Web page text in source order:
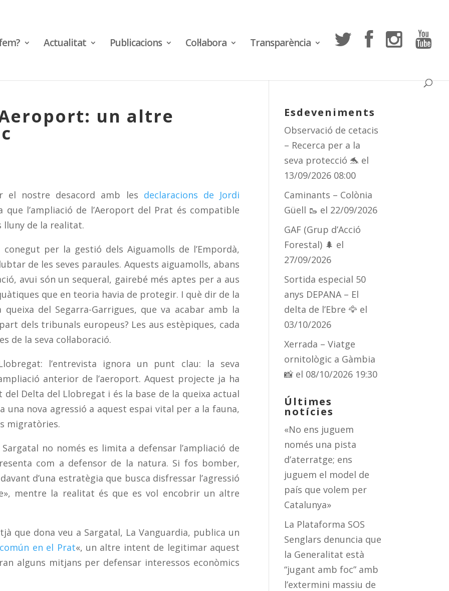
Actualitat Publicacions Col·labora Transparència
un altre
el nostre desacord amb les declaracions de Jordi
que l’ampliació de l’Aeroport del Prat és compatible
lluny de la realitat.
per la gestió dels Aiguamolls de l’Empordà,
de les seves paraules. Aquests aiguamolls, abans
avui són un sequeral, gairebé més aptes per a aus
que en teoria havia de protegir. I què dir de la
del Segarra-Garrigues, que va acabar amb la
dels tribunals europeus? Les aus estèpiques, cada
de la seva col·laboració.
l’entrevista ignora un punt clau: la seva
anterior de l’aeroport. Aquest projecte ja ha
Delta del Llobregat i és la base de la queixa actual
una nova agressió a aquest espai vital per a la fauna,
migratòries.
no només es limita a defensar l’ampliació de
com a defensor de la natura. Si fos bomber,
d’una estratègia que busca disfressar l’agressió
mentre la realitat és que es vol encobrir un altre
que dona veu a Sargatal, La Vanguardia, publica un
en el Prat«, un altre intent de legitimar aquest
alguns mitjans per defensar interessos econòmics
Esdeveniments
Observació de cetacis
– Recerca per a la
seva protecció 🐬 el
13/09/2026 08:00
Caminants – Colònia
Güell 🥾 el 22/09/2026
GAF (Grup d’Acció
Forestal) 🌲 el
27/09/2026
Sortida especial 50
anys DEPANA – El
delta de l’Ebre 🦅 el
03/10/2026
Xerrada – Viatge
ornitològic a Gàmbia
📸 el 08/10/2026 19:30
Últimes
notícies
«No ens juguem
només una pista
d’aterratge; ens
juguem el model de
país que volem per
Catalunya»
La Plataforma SOS
Senglars denuncia que
la Generalitat està
“jugant amb foc” amb
l’extermini massiu de